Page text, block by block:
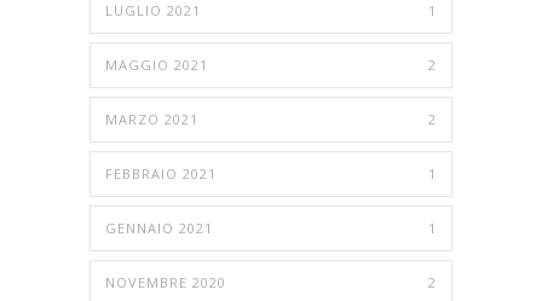
LUGLIO 2021 1
MAGGIO 2021 2
MARZO 2021 2
FEBBRAIO 2021 1
GENNAIO 2021 1
NOVEMBRE 2020 2